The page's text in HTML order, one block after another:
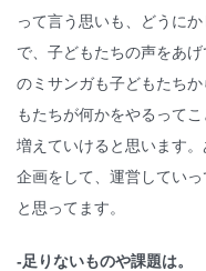
って言う思いも、どうに
で、子どもたちの声をあ
のミサンガも子どもたち
もたちが何かをやるって
増えていけると思います
企画をして、運営してい
と思ってます。
-足りないものや課題は。